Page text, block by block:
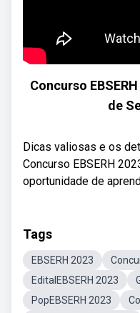
Concurso
de
Dicas valiosas e os
Concurso EBSERH
oportunidade de
Tags
EBSERH 2023
EditalEBSERH 2023
PopEBSERH 2023